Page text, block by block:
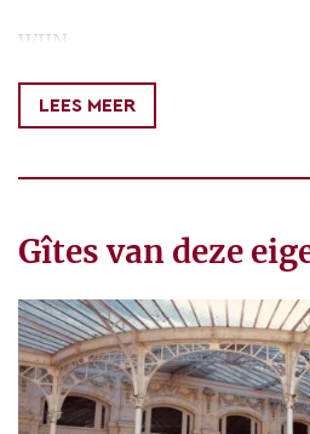
WIJN
De AOC Saint Pourçain is één
wijngebieden van Frankrijk:
interessante, biologische
STEDEN
Vichy staat sinds kort op de
Lijst en ligt op slechts 20
LEES MEER
Gîtes van deze